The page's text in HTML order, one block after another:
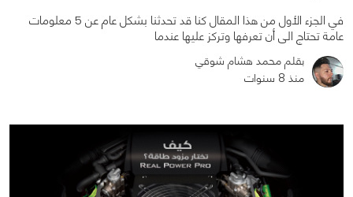
في الجزء الأول من هذا المقال كنا قد تحدثنا بشكل عام عن 5 معلومات
عامة تحتاج الى أن تعرفها وتركز عليها عندما
بقلم محمد هشام شوقي
منذ 8 سنوات